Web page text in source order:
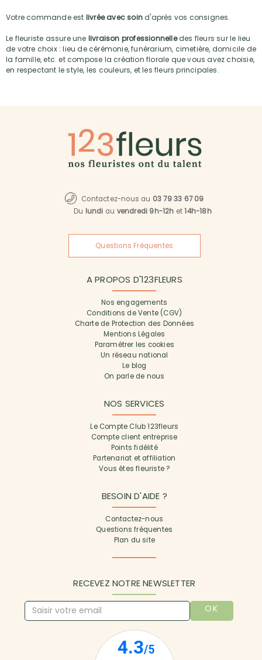
Votre commande est livrée avec soind'après vos consignes.
Le fleuriste assure une livraison professionnelledes fleurs sur le lieu
de votre choix : lieu de cérémonie, funérarium, cimetière, domicile de
la famille, etc. et compose la création florale que vous avez choisie,
en respectant le style, les couleurs, et les fleurs principales.
Contactez-nous au 03 79 33 67 09
Du lundi au vendredi 9h-12h et14h-18h
Questions Fréquentes
A PROPOS D'123FLEURS
Nos engagements
Conditions de Vente (CGV)
Charte de Protection des Données
Mentions Légales
Paramétrer les cookies
Un réseau national
Le blog
On parle de nous
NOS SERVICES
Le Compte Club 123fleurs
Compte client entreprise
Points fidélité
Partenariat et affiliation
Vous êtes fleuriste ?
BESOIN D'AIDE ?
Contactez-nous
Questions fréquentes
Plan du site
RECEVEZ NOTRE NEWSLETTER
OK